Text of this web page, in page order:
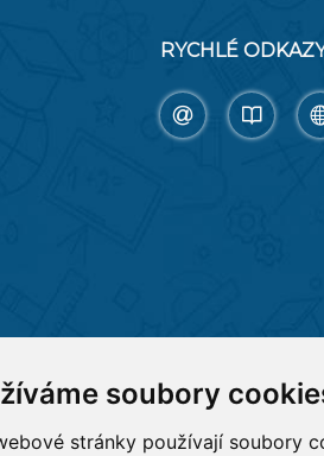
soubory
stránky používají soubory
RYCHLÉ